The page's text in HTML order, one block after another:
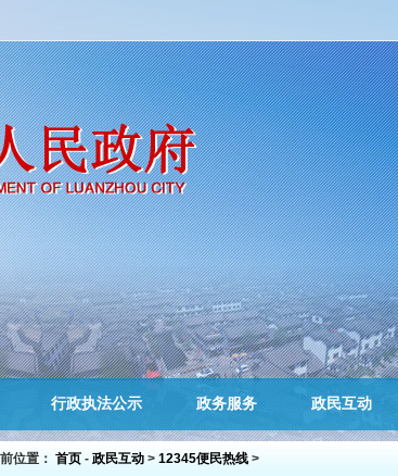
行政执法公示 政务服务 政民互动
位置： 首页 - 政民互动 > 12345便民热线 >